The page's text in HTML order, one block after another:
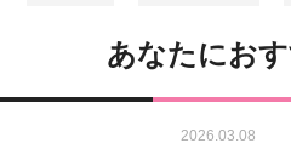
あなたにお
2026.03.08